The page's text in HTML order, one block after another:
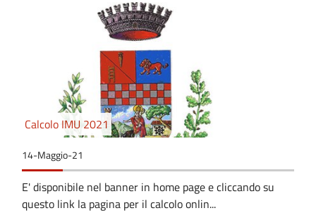
Calcolo IMU 2021
14-Maggio-21
E' disponibile nel banner in home page e cliccando su
questo link la pagina per il calcolo onlin...